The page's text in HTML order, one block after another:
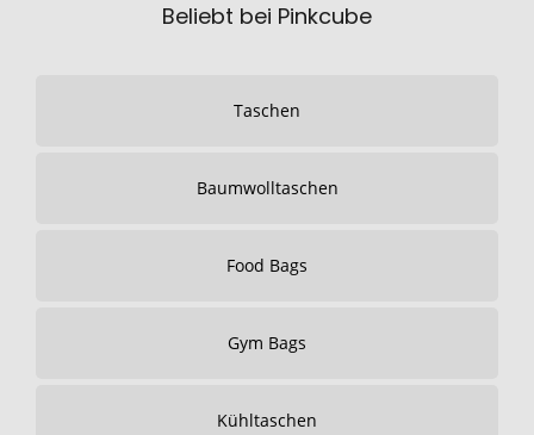
Beliebt bei Pinkcube
Taschen
Baumwolltaschen
Food Bags
Gym Bags
Kühltaschen